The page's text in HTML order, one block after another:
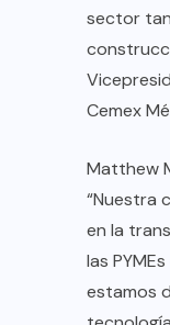
sector
Cemex
Matthew
“Nuestra
en la
las
estamos